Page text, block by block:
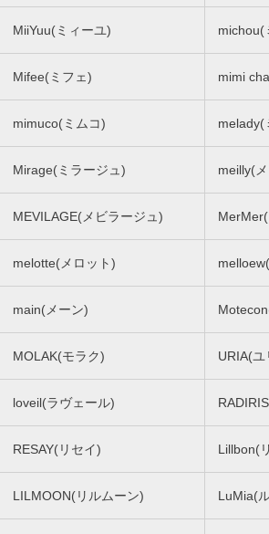
MiiYuu(ミィーユ) michou(
Mifee(ミフェ) mimi
mimuco(ミムコ) melady(
Mirage(ミラージュ) meilly(
MEVILAGE(メビラージュ)
melotte(メロット)
main(メーン)
MOLAK(モラク) URIA(ユ
loveil(ラヴェール)
RESAY(リセイ) Lillbon(
LILMOON(リルムーン) LuMia(